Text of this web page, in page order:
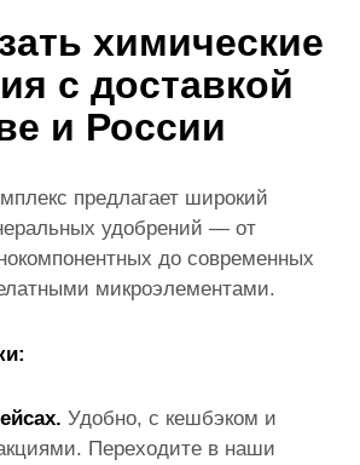
химические
с доставкой
и России
предлагает широкий
удобрений — от
до современных
микроэлементами.
Удобно, с кешбэком и
Переходите в наши